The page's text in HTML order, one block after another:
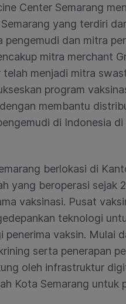
Center Semarang
yang terdiri
dan mitra
mitra merchant
menjadi mitra
program
membantu
di Indonesia
berlokasi di
yang beroperasi sejak
vaksinasi. Pusat
teknologi
penerima vaksin. Mulai
serta penerapan
oleh infrastruktur
Kota Semarang untuk